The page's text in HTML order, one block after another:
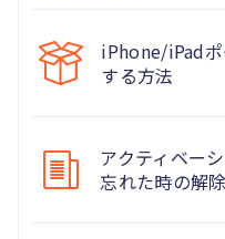
iPhone/iPad
する方法
アクティベー
忘れた時の解